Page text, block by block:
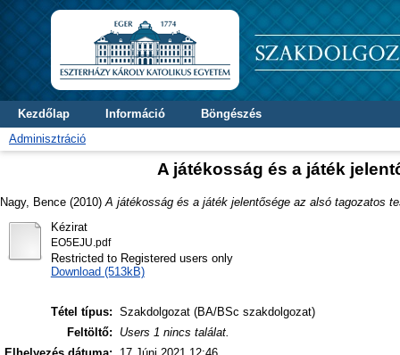
Kezdőlap Információ
Böngészés
Adminisztráció
A játékosság és a játék
Nagy, Bence (2010) A játékosság és a játék jelentősége az alsó tagozatos
Kézirat
EO5EJU.pdf
Restricted to Registered users only
Download (513kB)
Tétel típus: Szakdolgozat (BA/BSc szakdolgozat)
Feltöltő:
Users 1 nincs találat.